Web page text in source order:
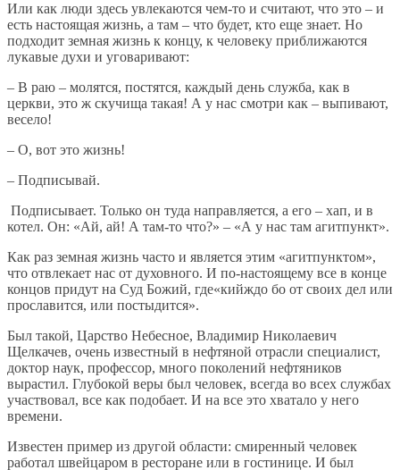
Или как люди здесь увлекаются чем-то и считают, что это – и
есть настоящая жизнь, а там – что будет, кто еще знает. Но
подходит земная жизнь к концу, к человеку приближаются
лукавые духи и уговаривают:
– В раю – молятся, постятся, каждый день служба, как в
церкви, это ж скучища такая! А у нас смотри как – выпивают,
весело!
– О, вот это жизнь!
– Подписывай.
Подписывает. Только он туда направляется, а его – хап, и в
котел. Он: «Ай, ай! А там-то что?» – «А у нас там агитпункт».
Как раз земная жизнь часто и является этим «агитпунктом»,
что отвлекает нас от духовного. И по-настоящему все в конце
концов придут на Суд Божий, где«кийждо бо от своих дел или
прославится, или постыдится».
Был такой, Царство Небесное, Владимир Николаевич
Щелкачев, очень известный в нефтяной отрасли специалист,
доктор наук, профессор, много поколений нефтяников
вырастил. Глубокой веры был человек, всегда во всех службах
участвовал, все как подобает. И на все это хватало у него
времени.
Известен пример из другой области: смиренный человек
работал швейцаром в ресторане или в гостинице. И был